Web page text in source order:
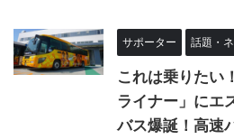
サポーター 話題・
これは乗りたい
ライナー」にエ
バス爆誕！高速